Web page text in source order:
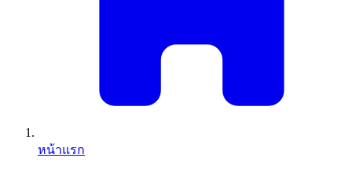
หน้าแรก